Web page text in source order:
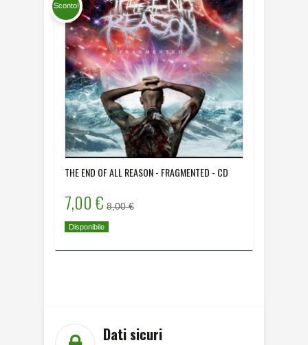
Sconto!
THE END OF ALL REASON - FRAGMENTED - CD
7,00 € 8,00 €
Disponibile
Dati sicuri